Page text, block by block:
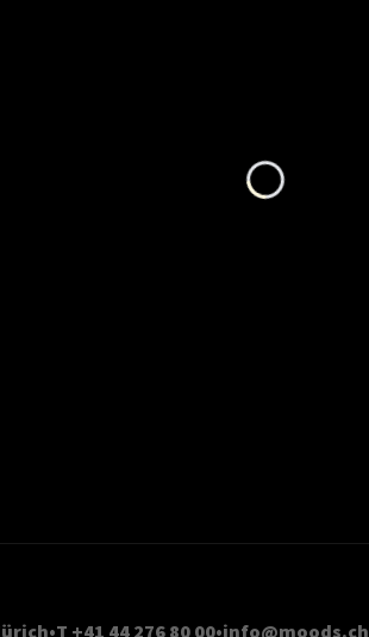
T +41 44 276 80 00 info@moods.ch